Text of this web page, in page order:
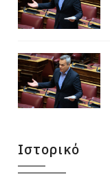
Ιστορικό